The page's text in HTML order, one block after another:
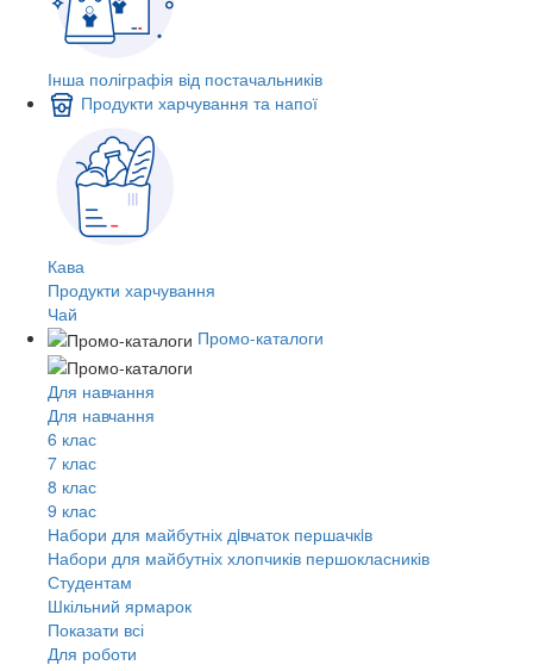
Інша поліграфія від постачальників
Продукти харчування та напої
Кава
Продукти харчування
Чай
Промо-каталоги
Для навчання
Для навчання
6 клас
7 клас
8 клас
9 клас
Набори для майбутніх дiвчаток першачкiв
Набори для майбутніх хлопчиків першокласників
Студентам
Шкільний ярмарок
Показати всі
Для роботи